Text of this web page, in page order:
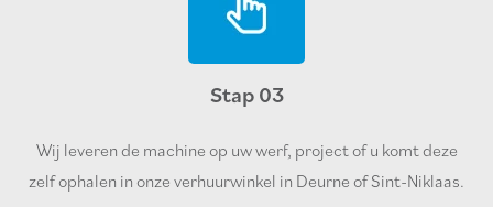
Stap 03
Wij leveren de machine op uw werf, project of u komt deze
zelf ophalen in onze verhuurwinkel in Deurne of Sint-Niklaas.